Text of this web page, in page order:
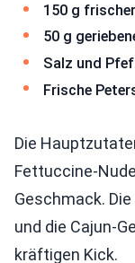
150 g
50 g
Salz und
Frische
Die
Fettuccine-
Geschmack.
und die Cajun-
kräftigen Kick.